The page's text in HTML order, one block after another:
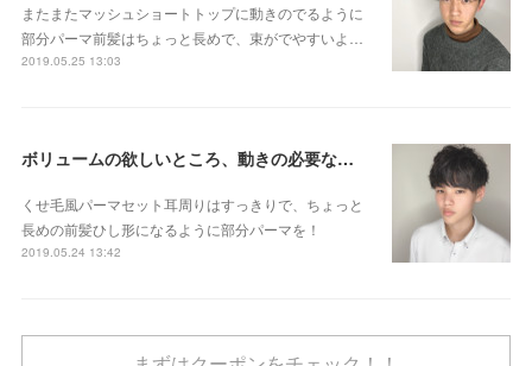
またまたマッシュショートトップに動きのでるように
部分パーマ前髪はちょっと長めで、束がでやすいよ…
2019.05.25 13:03
ボリュームの欲しいところ、動きの必要なところにだけパーマします☆
くせ毛風パーマセット耳周りはすっきりで、ちょっと
長めの前髪ひし形になるように部分パーマを！
2019.05.24 13:42